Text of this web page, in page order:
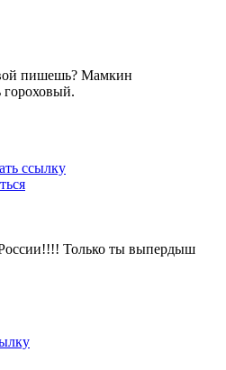
пишешь? Мамкин
гороховый.
ссылку
Только ты выпердыш